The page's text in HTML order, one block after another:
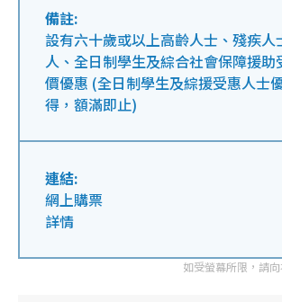
備註:
設有六十歲或以上高齡人士、殘疾人
人、全日制學生及綜合社會保障援助
價優惠 (全日制學生及綜援受惠人士
得，額滿即止)
連結:
網上購票
詳情